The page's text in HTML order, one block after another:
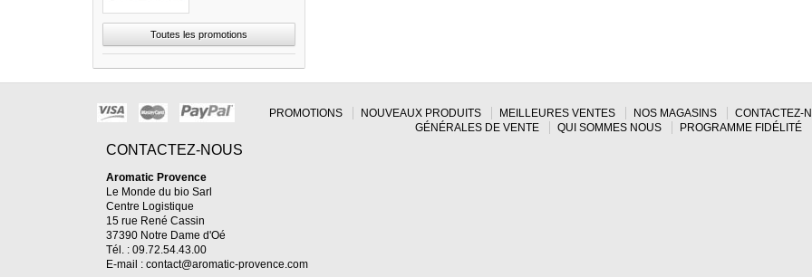
Toutes les promotions
PROMOTIONS NOUVEAUX PRODUITS MEILLEURES VENTES NOS MAGASINS CONTACTEZ-
GÉNÉRALES DE VENTE
QUI SOMMES NOUS PROGRAMME FIDÉLITÉ
CONTACTEZ-NOUS
Aromatic Provence
Le Monde du bio Sarl
Centre Logistique
15 rue René Cassin
37390 Notre Dame d'Oé
Tél. : 09.72.54.43.00
E-mail : contact@aromatic-provence.com